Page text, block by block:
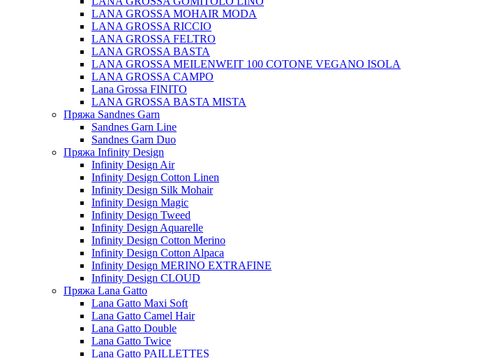
LANA GROSSA MOHAIR MODA
LANA GROSSA RICCIO
LANA GROSSA FELTRO
LANA GROSSA BASTA
LANA GROSSA MEILENWEIT 100 COTONE VEGANO ISOLA
LANA GROSSA CAMPO
Lana Grossa FINITO
LANA GROSSA BASTA MISTA
Пряжа Sandnes Garn
Sandnes Garn Line
Sandnes Garn Duo
Пряжа Infinity Design
Infinity Design Air
Infinity Design Cotton Linen
Infinity Design Silk Mohair
Infinity Design Magic
Infinity Design Tweed
Infinity Design Aquarelle
Infinity Design Cotton Merino
Infinity Design Cotton Alpaca
Infinity Design MERINO EXTRAFINE
Infinity Design CLOUD
Пряжа Lana Gatto
Lana Gatto Maxi Soft
Lana Gatto Camel Hair
Lana Gatto Double
Lana Gatto Twice
Lana Gatto PAILLETTES